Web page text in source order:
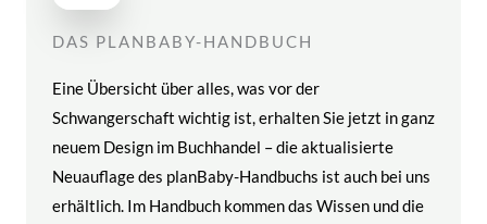
DAS PLANBABY-HANDBUCH
Eine Übersicht über alles, was vor der
Schwangerschaft wichtig ist, erhalten Sie jetzt in ganz
neuem Design im Buchhandel – die aktualisierte
Neuauflage des planBaby-Handbuchs ist auch bei uns
erhältlich. Im Handbuch kommen das Wissen und die